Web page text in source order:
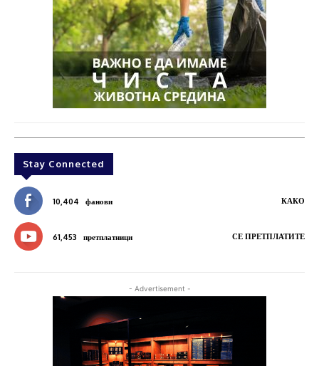
Stay Connected
10,404 фанови КАКО
61,453 претплатници СЕ ПРЕТПЛАТИТЕ
- Advertisement -